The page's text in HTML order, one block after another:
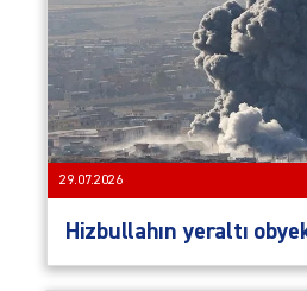
29.07.2026
Hizbullahın yeraltı